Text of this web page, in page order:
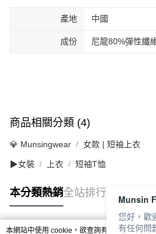
產地 中國
成份 尼龍80%彈性纖
商品相關分類 (4)
💎 Munsingwear 女款 | 短袖上衣
▶女裝 上衣 短袖T恤
本分類熱銷全站排行
本網站中使用 cookie，欲查詢有關本網站使用
Munsin
您好，歡
有任何問